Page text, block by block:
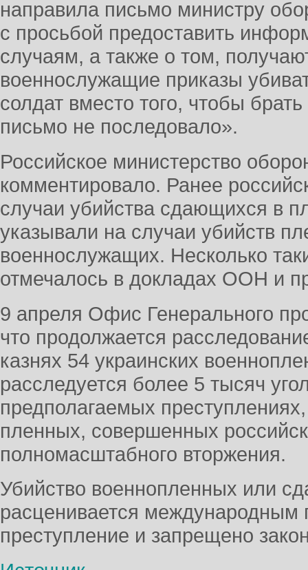
направила письмо министру
с просьбой предоставить
случаям, а также о том,
военнослужащие приказы
солдат вместо того, чтобы
письмо не последовало».
Российское министерство
комментировало. Ранее
случаи убийства сдающихся в
указывали на случаи убийств
военнослужащих. Несколько
отмечалось в докладах ООН и
9 апреля Офис Генерального
что продолжается
казнях 54 украинских
расследуется более 5 тысяч
предполагаемых
пленных, совершенных
полномасштабного вторжения.
Убийство военнопленных или
расценивается международным
преступление и запрещено